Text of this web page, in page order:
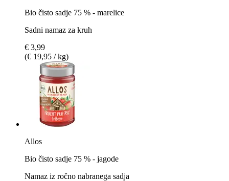
Bio čisto sadje 75 % - marelice
Sadni namaz za kruh
€ 3,99
(€ 19,95 / kg)
Allos
Bio čisto sadje 75 % - jagode
Namaz iz ročno nabranega sadja